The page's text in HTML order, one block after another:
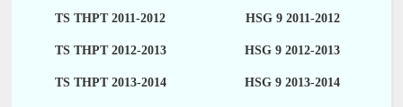
TS THPT 2011-2012 HSG 9 2011-2012
TS THPT 2012-2013 HSG 9 2012-2013
TS THPT 2013-2014 HSG 9 2013-2014